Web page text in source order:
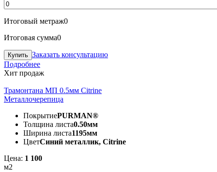
Итоговый метраж0
Итоговая сумма0
Заказать консультацию
Подробнее
Хит продаж
Трамонтана МП 0.5мм Citrine
Металлочерепица
ПокрытиеPURMAN®
Толщина листа0.50мм
Ширина листа1195мм
ЦветСиний металлик, Citrine
Цена: 1 100
м2